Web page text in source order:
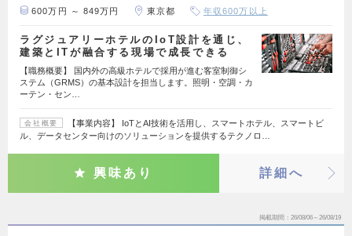
600万円 ～ 849万円 東京都 年収600万以上
ラグジュアリーホテルのIoT設計を通じ、
建築とITが融合する現場で成長できる
【職務概要】 国内外の高級ホテルで採用が進む客室制御シ
ステム（GRMS）の基本設計を担当します。照明・空調・カ
ーテン・セン…
会社概要
【事業内容】 IoTとAI技術を活用し、スマートホテル、スマートビ
ル、データセンター向けのソリューションを提供するテクノロ…
興味あり 詳細へ
掲載期間 26/08/06～26/08/19